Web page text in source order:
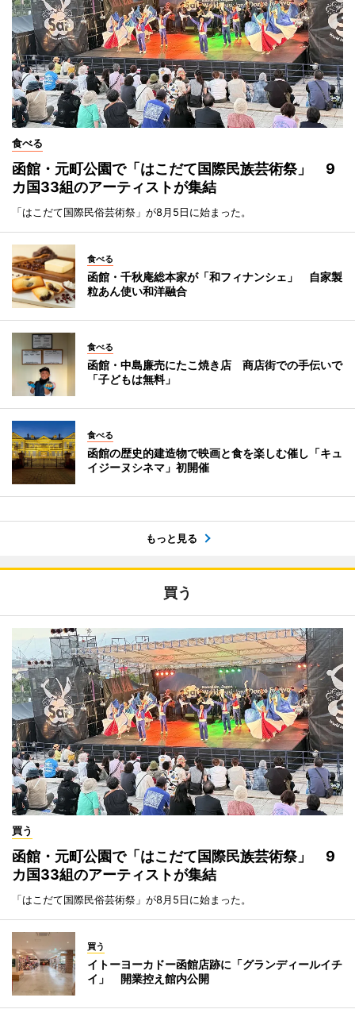
食べる
函館・元町公園で「はこだて国際民族芸術祭」 9
カ国33組のアーティストが集結
「はこだて国際民俗芸術祭」が8月5日に始まった。
食べる
函館・千秋庵総本家が「和フィナンシェ」 自家製
粒あん使い和洋融合
食べる
函館・中島廉売にたこ焼き店 商店街での手伝いで
「子どもは無料」
食べる
函館の歴史的建造物で映画と食を楽しむ催し「キュ
イジーヌシネマ」初開催
もっと見る
買う
買う
函館・元町公園で「はこだて国際民族芸術祭」 9
カ国33組のアーティストが集結
「はこだて国際民俗芸術祭」が8月5日に始まった。
買う
イトーヨーカドー函館店跡に「グランディールイチ
イ」 開業控え館内公開